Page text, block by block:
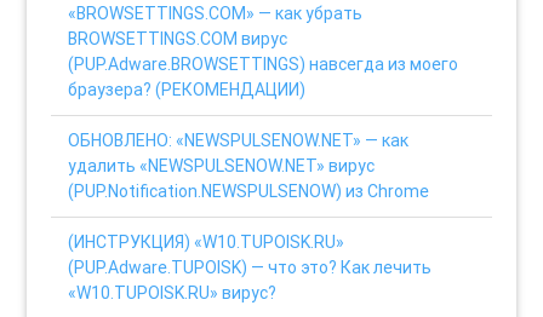
«BROWSETTINGS.COM» — как убрать
BROWSETTINGS.COM вирус
(PUP.Adware.BROWSETTINGS) навсегда из моего
браузера? (РЕКОМЕНДАЦИИ)
ОБНОВЛЕНО: «NEWSPULSENOW.NET» — как
удалить «NEWSPULSENOW.NET» вирус
(PUP.Notification.NEWSPULSENOW) из Chrome
(ИНСТРУКЦИЯ) «W10.TUPOISK.RU»
(PUP.Adware.TUPOISK) — что это? Как лечить
«W10.TUPOISK.RU» вирус?